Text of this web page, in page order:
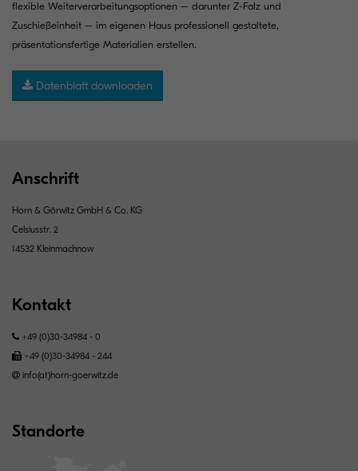
flexible Weiterverarbeitungsoptionen – darunter Z-Falz und
Zuschießeinheit – im eigenen Haus professionell gestaltete,
präsentationsfertige Materialien erstellen.
Datenblatt downloaden
Anschrift
Horn & Görwitz GmbH & Co. KG
Celsiusstr. 2
14532 Kleinmachnow
Kontakt
+49 (0)30-34984 - 0
+49 (0)30-34984 - 244
info(at)horn-goerwitz.de
Standorte